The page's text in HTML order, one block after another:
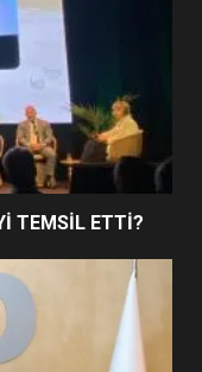
TÜRKİYE
TEMSİL ETTİ?